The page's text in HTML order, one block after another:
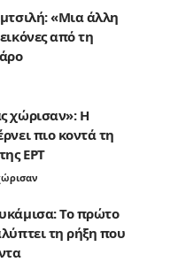
«Μια άλλη
από τη
χώρισαν»: Η
πιο κοντά τη
ΕΡΤ
Το πρώτο
τη ρήξη που